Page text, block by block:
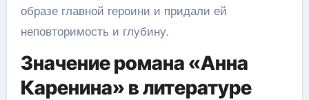
образе главной героини и придали ей
неповторимость и глубину.
Значение романа «Анна
Каренина» в литературе